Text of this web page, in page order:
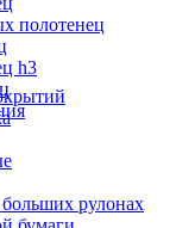
полотенец
h3
рулонах